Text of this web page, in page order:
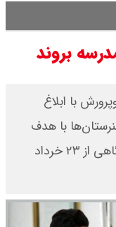
بروند
با ابلاغ
با هدف
آموزش پودمان‌های جامانده دروس کارگاهی از ۲۳ خرداد